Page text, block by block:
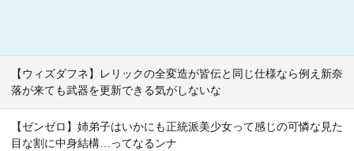
【ウィズダフネ】レリックの全変造が皆伝と同じ仕様なら例え新奈
落が来ても武器を更新できる気がしないな
【ゼンゼロ】姉弟子はいかにも正統派美少女って感じの可憐な見た
目な割に中身結構…ってなるンナ